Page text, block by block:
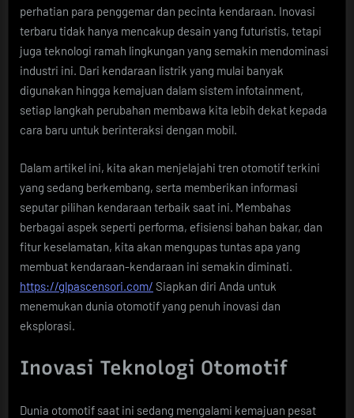
perhatian para penggemar dan pecinta kendaraan. Inovasi
terbaru tidak hanya mencakup desain yang futuristis, tetapi
juga teknologi ramah lingkungan yang semakin mendominasi
industri ini. Dari kendaraan listrik yang mulai banyak
digunakan hingga kemajuan dalam sistem infotainment,
setiap langkah perubahan membawa kita lebih dekat kepada
cara baru untuk berinteraksi dengan mobil.
Dalam artikel ini, kita akan menjelajahi tren otomotif terkini
yang sedang berkembang, serta memberikan informasi
seputar pilihan kendaraan terbaik saat ini. Membahas
berbagai aspek seperti performa, efisiensi bahan bakar, dan
fitur keselamatan, kita akan mengupas tuntas apa yang
membuat kendaraan-kendaraan ini semakin diminati.
https://glpascensori.com/ Siapkan diri Anda untuk
menemukan dunia otomotif yang penuh inovasi dan
eksplorasi.
Inovasi Teknologi Otomotif
Dunia otomotif saat ini sedang mengalami kemajuan pesat